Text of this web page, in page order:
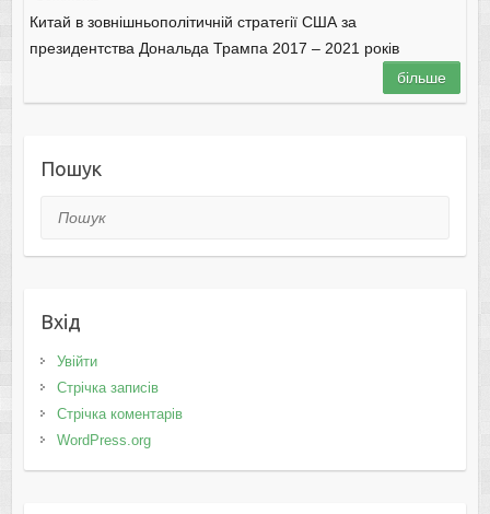
Китай в зовнішньополітичній стратегії США за
президентства Дональда Трампа 2017 – 2021 років
більше
Пошук
Пошук
Вхід
Увійти
Стрічка записів
Стрічка коментарів
WordPress.org